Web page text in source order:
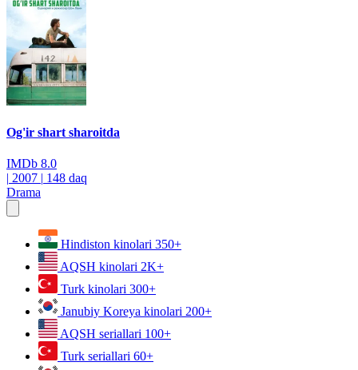
Og'ir shart sharoitda
IMDb 8.0
| 2007 | 148 daq
Drama
Hindiston kinolari 350+
AQSH kinolari 2K+
Turk kinolari 300+
Janubiy Koreya kinolari 200+
AQSH seriallari 100+
Turk seriallari 60+